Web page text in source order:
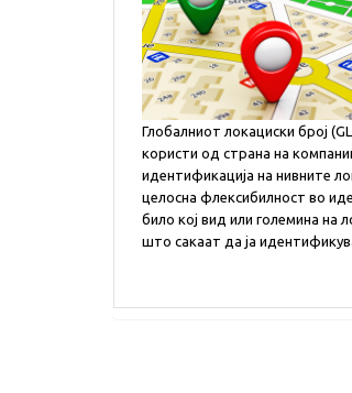
Глобалниот локациски број
користи од страна на
идентификација на нивните
целосна флексибилност во
било кој вид или големина на
што сакаат да ја